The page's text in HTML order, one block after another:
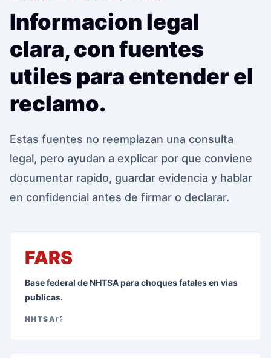
Informacion legal
clara, con fuentes
utiles para entender el
reclamo.
Estas fuentes no reemplazan una consulta
legal, pero ayudan a explicar por que conviene
documentar rapido, guardar evidencia y hablar
en confidencial antes de firmar o declarar.
FARS
Base federal de NHTSA para choques fatales en vias
publicas.
NHTSA